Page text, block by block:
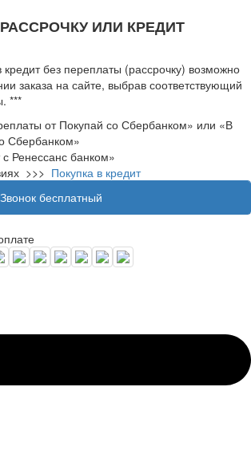
ИЛИ КРЕДИТ
кредит без переплаты (рассрочку) возможно
заказа на сайте, выбрав соответствующий
***
от Покупай со Сбербанком» или «В
Сбербанком»
Ренессанс банком»
>>> Покупка в кредит
Звонок бесплатный